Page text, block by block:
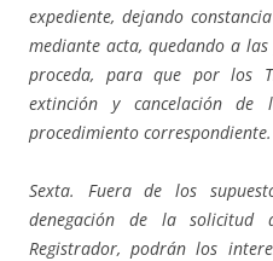
expediente, dejando
mediante acta, quedando a
proceda, para que por los
extinción y cancelación
procedimiento correspondiente.
Sexta. Fuera de los
denegación de la
Registrador, podrán los